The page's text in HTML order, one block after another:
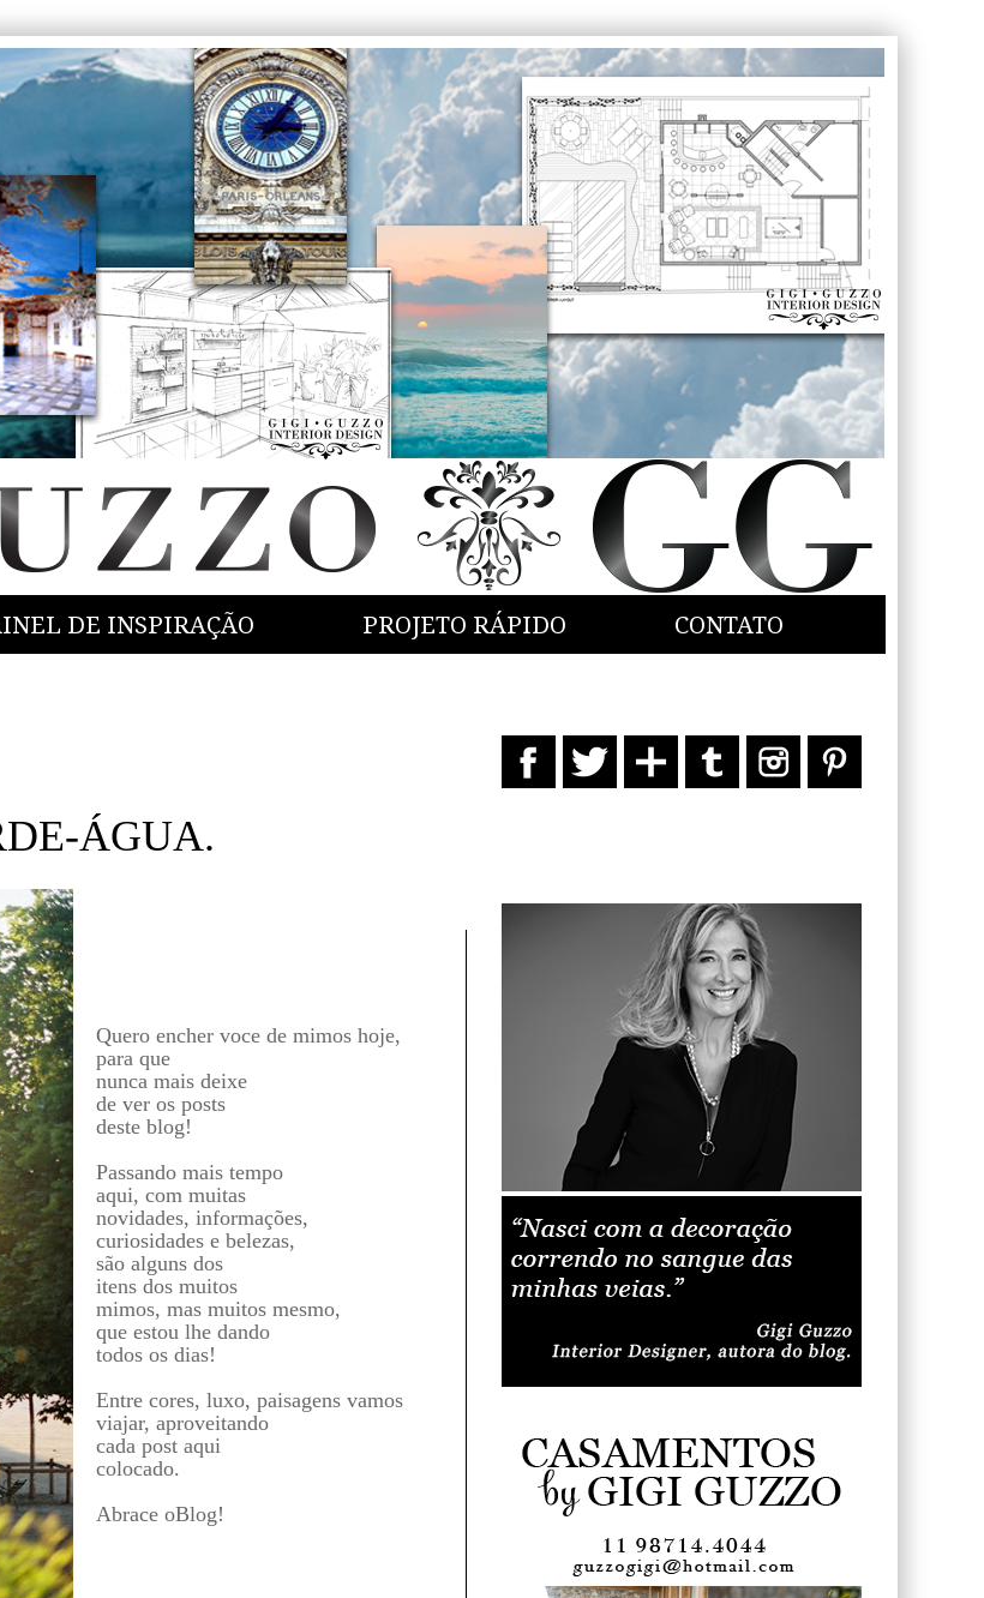
DE INSPIRAÇÃO PROJETO RÁPIDO CONTATO
ÁGUA.
Quero encher voce de mimos hoje,
para que
nunca mais deixe
de ver os posts
deste blog!
Passando mais tempo
aqui, com muitas
novidades, informações,
curiosidades e belezas,
são alguns dos
itens dos muitos
mimos, mas muitos mesmo,
que estou lhe dando
todos os dias!
Entre cores, luxo, paisagens vamos
viajar, aproveitando
cada post aqui
colocado.
Abrace oBlog!